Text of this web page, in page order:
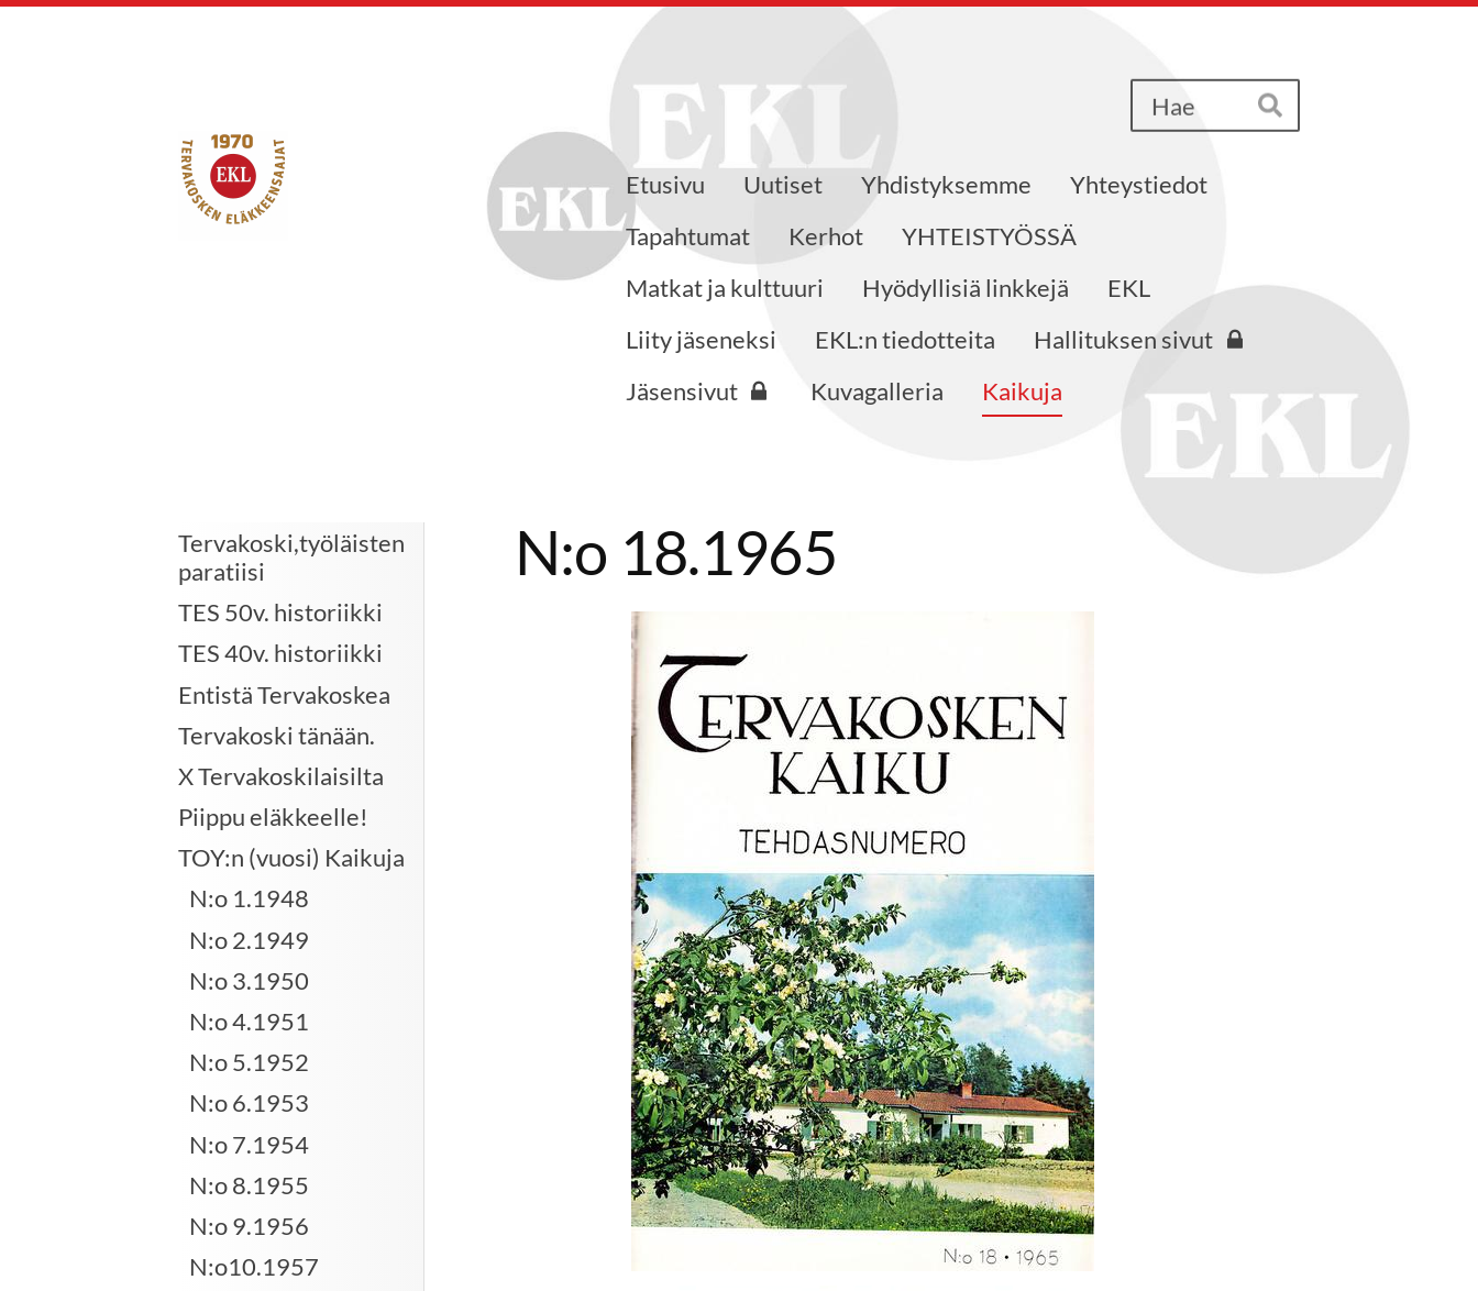
Hae
Tervakosken Eläkkeensaajat ry
Etusivu Uutiset Yhdistyksemme
Yhteystiedot
Tapahtumat
Kerhot
YHTEISTYÖSSÄ
Matkat ja kulttuuri
Hyödyllisiä linkkejä
EKL
Liity jäseneksi
EKL:n tiedotteita
Hallituksen sivut
Jäsensivut
Kuvagalleria Kaikuja
Tervakoski,työläisten
paratiisi
TES 50v. historiikki
TES 40v. historiikki
Entistä Tervakoskea
Tervakoski tänään.
X Tervakoskilaisilta
Piippu eläkkeelle!
TOY:n (vuosi) Kaikuja
N:o 1.1948
N:o 2.1949
N:o 3.1950
N:o 4.1951
N:o 5.1952
N:o 6.1953
N:o 7.1954
N:o 8.1955
N:o 9.1956
N:o10.1957
N:o 18.1965